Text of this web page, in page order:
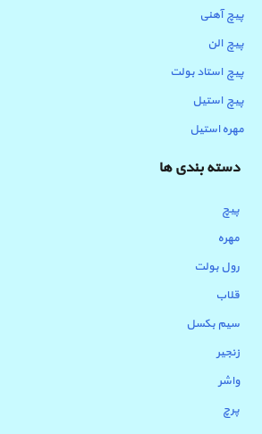
پیچ آهنی
پیچ الن
پیچ استاد بولت
پیچ استیل
مهره استیل
دسته بندی ها
پیچ
مهره
رول بولت
قلاب
سیم بکسل
زنجیر
واشر
پرچ